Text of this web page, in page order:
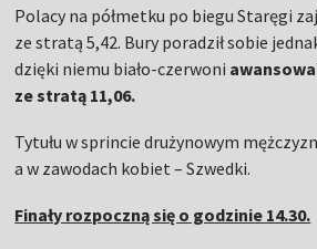
Polacy na półmetku po biegu Staręgi
ze stratą 5,42. Bury poradził sobie
dzięki niemu biało-czerwoni
ze stratą 11,06.
Tytułu w sprincie drużynowym
a w zawodach kobiet – Szwedki.
Finały rozpoczną się o godzinie 14.30.